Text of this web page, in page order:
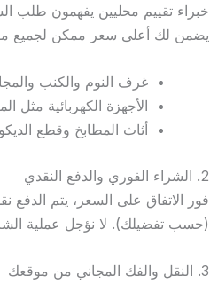
خبراء تقييم محليين يفهمون طلب
يضمن لك أعلى سعر ممكن لجميع
غرف النوم والكنب
الأجهزة الكهربائية مثل
أثاث المطابخ وقطع
2. الشراء الفوري والدفع النقدي
فور الاتفاق على السعر، يتم الدفع
(حسب تفضيلك). لا نؤجل عملية
3. النقل والفك المجاني من موقعك